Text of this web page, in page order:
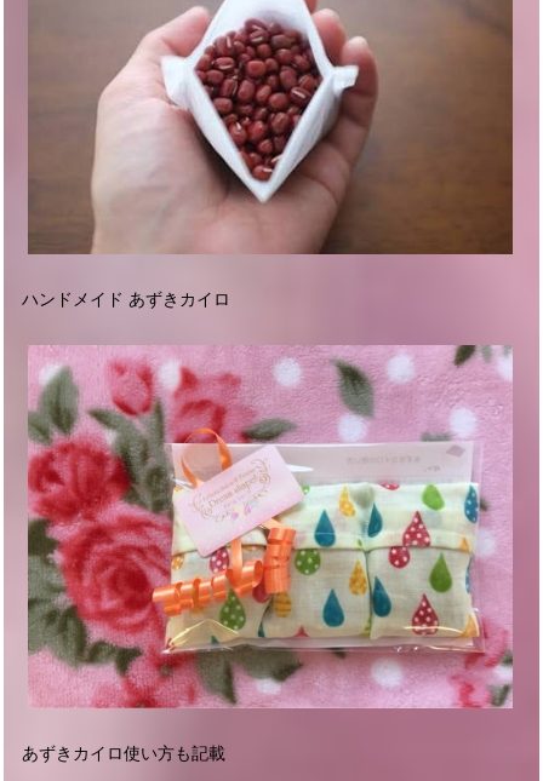
ハンドメイド あずきカイロ
あずきカイロ使い方も記載